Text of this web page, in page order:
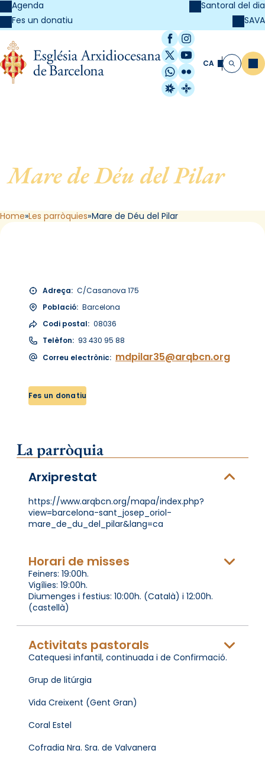
Agenda
Fes un donatiu
Santoral del dia
SAVA
Facebook
Instagram
X / Twitter
YouTube
WhatsApp
Flickr
Radio Estel
Catalunya
CA Cerca
Mare de Déu del Pilar, de
Home Les parròquies Mare de Déu del Pilar
Adreça: C/Casanova 175
Població: Barcelona
Codi postal: 08036
Telèfon: 93 430 95 88
Correu electrònic: mdpilar35@arqbcn.org
Fes un donatiu
La parròquia
Arxiprestat
https://www.arqbcn.org/mapa/index.php?
view=barcelona-sant_josep_oriol-
mare_de_du_del_pilar&lang=ca
Horari de misses
Feiners: 19:00h.
Vigílies: 19:00h.
Diumenges i festius: 10:00h. (Català) i 12:00h.
(castellà)
Activitats pastorals
Catequesi infantil, continuada i de Confirmació.
Grup de litúrgia
Vida Creixent (Gent Gran)
Coral Estel
Cofradia Nra. Sra. de Valvanera